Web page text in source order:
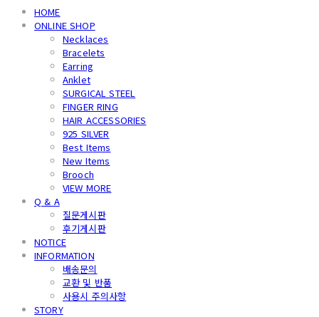
HOME
ONLINE SHOP
Necklaces
Bracelets
Earring
Anklet
SURGICAL STEEL
FINGER RING
HAIR ACCESSORIES
925 SILVER
Best Items
New Items
Brooch
VIEW MORE
Q & A
질문게시판
후기게시판
NOTICE
INFORMATION
배송문의
교환 및 반품
사용시 주의사항
STORY